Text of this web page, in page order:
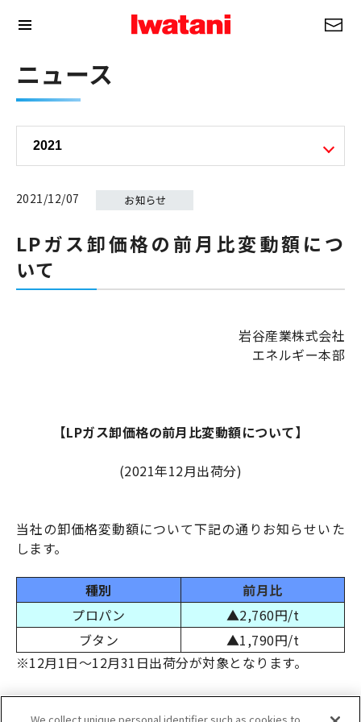
ニュース
2021/12/07
LPガス卸価格の前月比変動額につ
いて
岩谷産業株式会社
エネルギー本部
【LPガス卸価格の前月比変動額について】
(2021年12月出荷分)
当社の卸価格変動額について下記の通りお知らせいた
します。
種別
前月比
プロパン
▲2,760円/t
ブタン
▲1,790円/t
※12月1日～12月31日出荷分が対象となります。
以上